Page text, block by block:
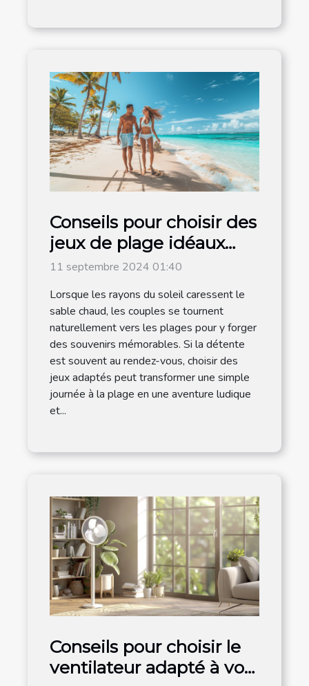
Conseils pour choisir des
jeux de plage idéaux
pour les couples
11 septembre 2024 01:40
Lorsque les rayons du soleil caressent le
sable chaud, les couples se tournent
naturellement vers les plages pour y forger
des souvenirs mémorables. Si la détente
est souvent au rendez-vous, choisir des
jeux adaptés peut transformer une simple
journée à la plage en une aventure ludique
et...
Conseils pour choisir le
ventilateur adapté à vos